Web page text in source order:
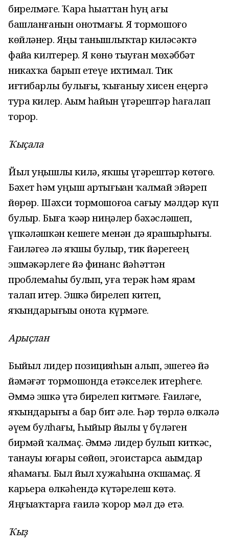
бирелмәгеҙ. Ҡара һыҙаттан һуң ағы
башланғанын онотмағыҙ. Яҙ тормошоғоҙ
көйләнер. Яңы танышлыҡтар киләсәктә
файҙа килтерер. Яҙ көнө тыуған мөхәббәт
никахҡа барып етеүе ихтимал. Тик
иғтибарлы булығыҙ, ҡыҙғаныу хисен еңергә
тура килер. Аҙым һайын үҙгәрештәр һағалап
торор.
Ҡыҫала
Йыл уңышлы килә, яҡшы үҙгәрештәр көтөгөҙ.
Бәхет һәм уңыш артығыҙҙан ҡалмай эйәреп
йөрөр. Шәхси тормошоғоҙҙа сағыу мәлдәр күп
булыр. Быға ҡәҙәр ниңәлер бәхәсләшеп,
үпкәләшкән кешегеҙ менән дә ярашырһығыҙ.
Ғаиләгеҙҙә лә яҡшы булыр, тик йәрегеҙҙең
эшмәкәрлеге йә финанс йәһәттән
проблемаһы булып, уға терәк һәм ярҙам
талап итер. Эшкә бирелеп китеп,
яҡындарығыҙҙы онота күрмәгеҙ.
Арыҫлан
Быйыл лидер позицияһын алып, эшегеҙҙә йә
йәмәғәт тормошонда етәкселек итерһегеҙ.
Әммә эшкә үтә бирелеп китмәгеҙ. Ғаиләгеҙ,
яҡындарығыҙ ҙа бар бит әле. Һәр төрлә өлкәлә
әүҙем булһағыҙ, Һыйыр йылы үҙ бүләген
бирмәй ҡалмаҫ. Әммә лидер булып киткәс,
танауҙы юғары сөйөп, эгоистарса аҙымдар
яһамағыҙ. Был йыл хужаһына оҡшамаҫ. Яҙ
карьера өлкәһендә күтәрелеш көтә.
Яңғыҙаҡтарға ғаилә ҡорор мәл дә етә.
Ҡыҙ